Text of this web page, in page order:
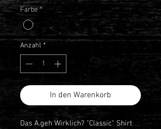
Farbe *
Anzahl *
In den Warenkorb
Das A.geh Wirklich? "Classic" Shirt